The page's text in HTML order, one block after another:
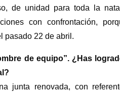
de unidad para toda la
con confrontación,
pasado 22 de abril.
de equipo”. ¿Has
junta renovada, con